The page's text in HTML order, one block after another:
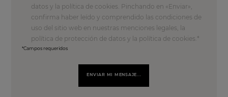
datos y la política de cookies. Pinchando en «Enviar»,
confirma haber leído y comprendido las condiciones de
uso del sitio web en nuestras menciones legales, la
política de protección de datos y la política de cookies.
*Campos requeridos
ENVIAR MI MENSAJE...